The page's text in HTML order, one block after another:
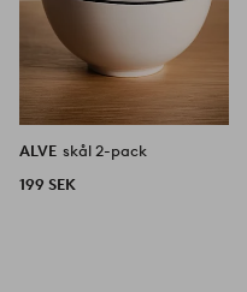
ALVE skål 2-pack
199 SEK